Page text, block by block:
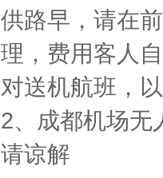
供路早，请在
理，费用客人
对送机航班，
2、成都机场无
请谅解